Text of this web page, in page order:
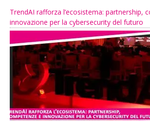
TrendAI rafforza l’ecosistema: partnership,
innovazione per la cybersecurity del futuro